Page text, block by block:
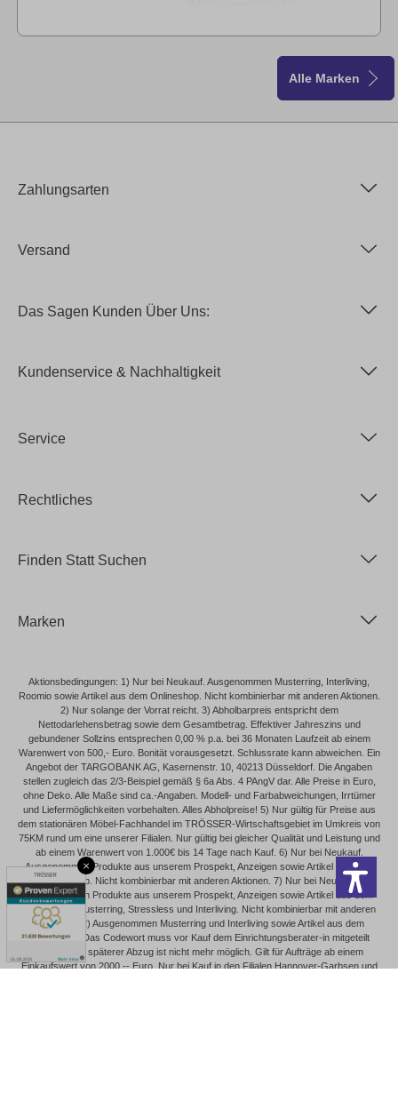
×
Alle Marken
Zahlungsarten
Versand
Das Sagen Kunden Über Uns:
Kundenservice & Nachhaltigkeit
Service
Rechtliches
Finden Statt Suchen
Marken
Aktionsbedingungen: 1) Nur bei Neukauf. Ausgenommen Musterring, Interliving,
Roomio sowie Artikel aus dem Onlineshop. Nicht kombinierbar mit anderen Aktionen.
2) Nur solange der Vorrat reicht. 3) Abholbarpreis entspricht dem
Nettodarlehensbetrag sowie dem Gesamtbetrag. Effektiver Jahreszins und
gebundener Sollzins entsprechen 0,00 % p.a. bei 36 Monaten Laufzeit ab einem
Warenwert von 500,- Euro. Bonität vorausgesetzt. Schlussrate kann abweichen. Ein
Angebot der TARGOBANK AG, Kasernenstr. 10, 40213 Düsseldorf. Die Angaben
stellen zugleich das 2/3-Beispiel gemäß § 6a Abs. 4 PAngV dar. Alle Preise in Euro,
ohne Deko. Alle Maße sind ca.-Angaben. Modell- und Farbabweichungen, Irrtümer
und Liefermöglichkeiten vorbehalten. Alles Abholpreise! 5) Nur gültig für Preise aus
dem stationären Möbel-Fachhandel im TRÖSSER-Wirtschaftsgebiet im Umkreis von
75KM rund um eine unserer Filialen. Nur gültig bei gleicher Qualität und Leistung und
ab einem Warenwert von 1.000€ bis 14 Tage nach Kauf. 6) Nur bei Neukauf.
Ausgenommen Produkte aus unserem Prospekt, Anzeigen sowie Artikel aus dem
Onlineshop. Nicht kombinierbar mit anderen Aktionen. 7) Nur bei Neukauf.
Ausgenommen Produkte aus unserem Prospekt, Anzeigen sowie Artikel aus dem
Onlineshop, Musterring, Stressless und Interliving. Nicht kombinierbar mit anderen
Aktionen. 12) Ausgenommen Musterring und Interliving sowie Artikel aus dem
Onlineshop. Das Codewort muss vor Kauf dem Einrichtungsberater-in mitgeteilt
werden. Ein späterer Abzug ist nicht mehr möglich. Gilt für Aufträge ab einem
Einkaufswert von 2000,-- Euro. Nur bei Kauf in den Filialen Hannover-Garbsen und